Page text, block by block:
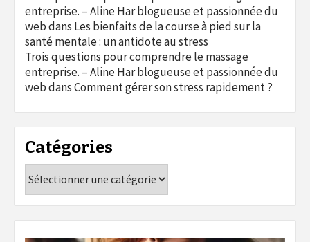
entreprise. – Aline Har blogueuse et passionnée du
webdans Les bienfaits de la course à pied sur la
santé mentale : un antidote au stress
Trois questions pour comprendre le massage
entreprise. – Aline Har blogueuse et passionnée du
webdansComment gérer son stress rapidement ?
Catégories